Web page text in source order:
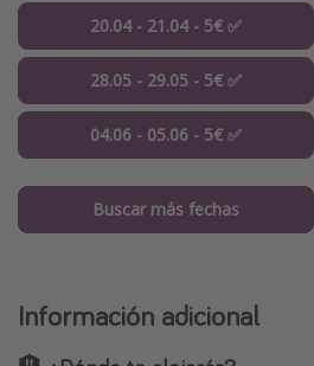
20.04 - 21.04 - 5€ ✅
28.05 - 29.05 - 5€ ✅
04.06 - 05.06 - 5€ ✅
Buscar más fechas
Información adicional